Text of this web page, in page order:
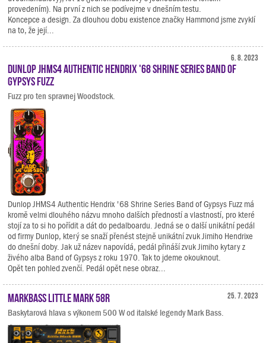
provedením). Na první z nich se podívejme v dnešním testu.
Koncepce a design. Za dlouhou dobu existence značky Hammond jsme zvyklí
na to, že její...
6. 8. 2023
Dunlop JHMS4 Authentic Hendrix '68 Shrine Series Band Of
Gypsys Fuzz
Fuzz pro ten spravnej Woodstock.
Dunlop JHMS4 Authentic Hendrix '68 Shrine Series Band of Gypsys Fuzz má
kromě velmi dlouhého názvu mnoho dalších předností a vlastností, pro které
stojí za to si ho pořídit a dát do pedalboardu. Jedná se o další unikátní pedál
od firmy Dunlop, který se snaží přenést stejně unikátní zvuk Jimiho Hendrixe
do dnešní doby. Jak už název napovídá, pedál přináší zvuk Jimiho kytary z
živého alba Band of Gypsys z roku 1970. Tak to jdeme okouknout.
Opět ten pohled zvenčí. Pedál opět nese obraz...
25. 7. 2023
Markbass Little Mark 58R
Baskytarová hlava s výkonem 500 W od italské legendy Mark Bass.